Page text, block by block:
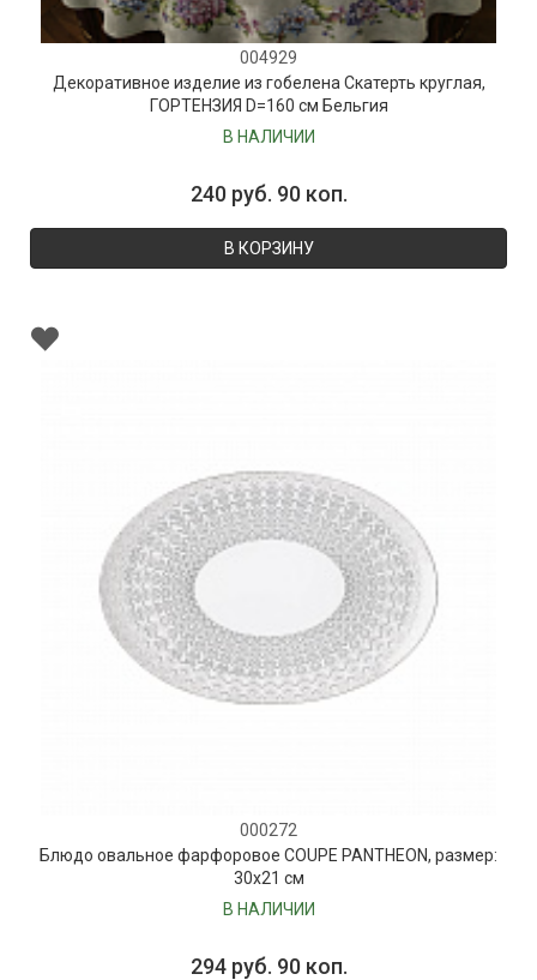
004929
Декоративное изделие из гобелена Скатерть круглая,
ГОРТЕНЗИЯ D=160 см Бельгия
В НАЛИЧИИ
240 руб. 90 коп.
В КОРЗИНУ
000272
Блюдо овальное фарфоровое COUPE PANTHEON, размер:
30х21 см
В НАЛИЧИИ
294 руб. 90 коп.